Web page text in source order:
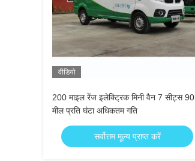
वीडियो
200 माइल रेंज इलेक्ट्रिक मिनी वैन 7 सीट्स 90
मील प्रति घंटा अधिकतम गति
सर्वोत्तम मूल्य प्राप्त करें